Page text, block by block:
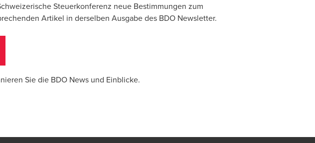
Steuerkonferenz neue Bestimmungen zum
Artikel in derselben Ausgabe des BDO Newsletter.
Sie die BDO News und Einblicke.